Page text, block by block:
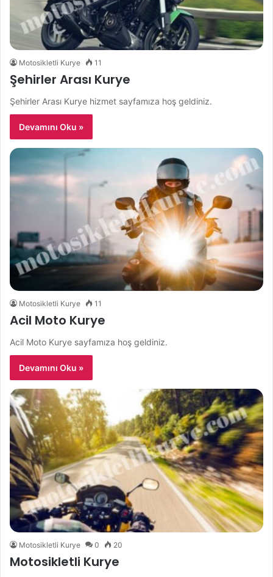
Motosikletli Kurye 11
Şehirler Arası Kurye
Şehirler Arası Kurye hizmet sayfamıza hoş geldiniz.
Devamını Oku »
Motosikletli Kurye 11
Acil Moto Kurye
Acil Moto Kurye sayfamıza hoş geldiniz.
Devamını Oku »
Motosikletli Kurye 0 20
Motosikletli Kurye